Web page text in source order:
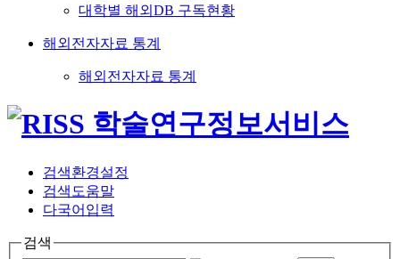
대학별 해외DB 구독현황
해외전자자료 통계
해외전자자료 통계
검색환경설정
검색도움말
다국어입력
검색